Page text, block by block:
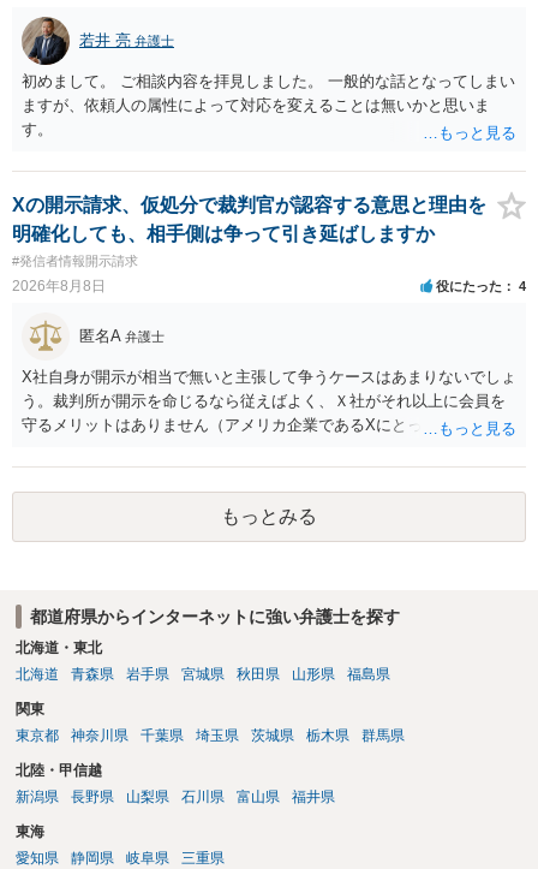
若井 亮 弁護士
初めまして。 ご相談内容を拝見しました。 一般的な話となってしまい
ますが、依頼人の属性によって対応を変えることは無いかと思いま
す。
Xの開示請求、仮処分で裁判官が認容する意思と理由を
明確化しても、相手側は争って引き延ばしますか
#発信者情報開示請求
2026年8月8日 役にたった 4
匿名A 弁護士
X社自身が開示が相当で無いと主張して争うケースはあまりないでしょ
う。裁判所が開示を命じるなら従えばよく、Ｘ社がそれ以上に会員を
守るメリットはありません（アメリカ企業であるXにとって、日本の会
うかを争うよりも、「発信者情報の保有確認がまだできていない」な
どと言い訳して確認できるまで発令を引き伸ばす方で対応してくる方
が圧倒的に多いです（この作戦は必ずといっていいほど行ってきま
す）。
もっとみる
都道府県からインターネットに強い弁護士を探す
北海道・東北
北海道
青森県 岩手県 宮城県 秋田県 山形県 福島県
関東
東京都
神奈川県 千葉県 埼玉県 茨城県 栃木県 群馬県
北陸・甲信越
新潟県
長野県 山梨県 石川県 富山県 福井県
東海
愛知県
静岡県 岐阜県 三重県